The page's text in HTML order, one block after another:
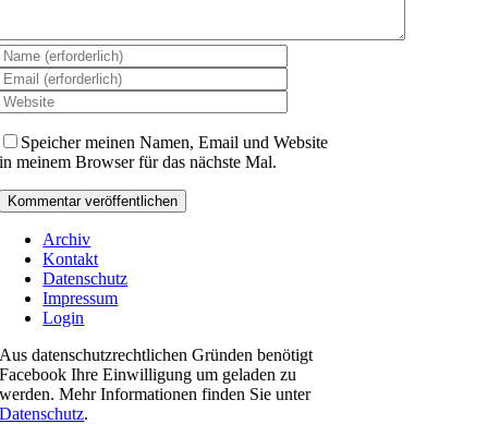
Speicher meinen Namen, Email und Website
in meinem Browser für das nächste Mal.
Archiv
Kontakt
Datenschutz
Impressum
Login
Aus datenschutzrechtlichen Gründen benötigt
Facebook Ihre Einwilligung um geladen zu
werden. Mehr Informationen finden Sie unter
Datenschutz.